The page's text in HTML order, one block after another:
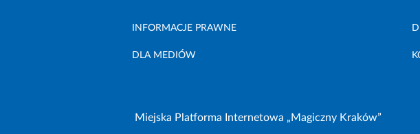
INFORMACJE PRAWNE
DLA MEDIÓW
Miejska Platforma Internetowa „Magiczny Kraków”